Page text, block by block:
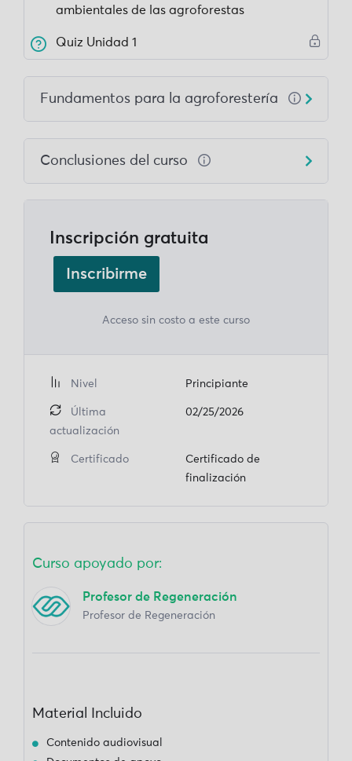
ambientales de las agroforestas
Quiz Unidad 1
Fundamentos para la agroforestería
Conclusiones del curso
Inscripción gratuita
Inscribirme
Acceso sin costo a este curso
Nivel Principiante
Última
actualización
02/25/2026
Certificado
Certificado de
finalización
Curso apoyado por:
Profesor de Regeneración
Profesor de Regeneración
Material Incluido
Contenido audiovisual